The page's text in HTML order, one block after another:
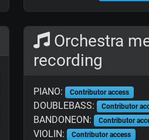
Orchestra
recording
PIANO: Contributor access
DOUBLEBASS: Contributor
BANDONEON: Contributor
VIOLIN: Contributor access